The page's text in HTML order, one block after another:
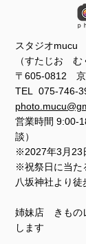
スタジオmucu
（すたじお む
〒605-0812
TEL 075-746-
営業時間 9:00-
談）
※2027年3月23
※祝祭日に当た
八坂神社より徒
姉妹店 きもの
します